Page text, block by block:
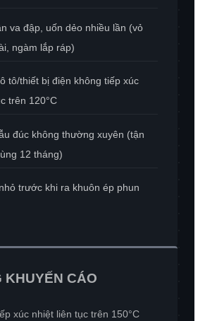
va đập, uốn dẻo nhiều lần (vỏ
ngàm lắp ráp)
tô/thiết bị điện không tiếp xúc
trên 120°C
đúc không thường xuyên (tận
12 tháng)
trước khi ra khuôn ép phun
KHUYẾN CÁO
xúc nhiệt liên tục trên 150°C